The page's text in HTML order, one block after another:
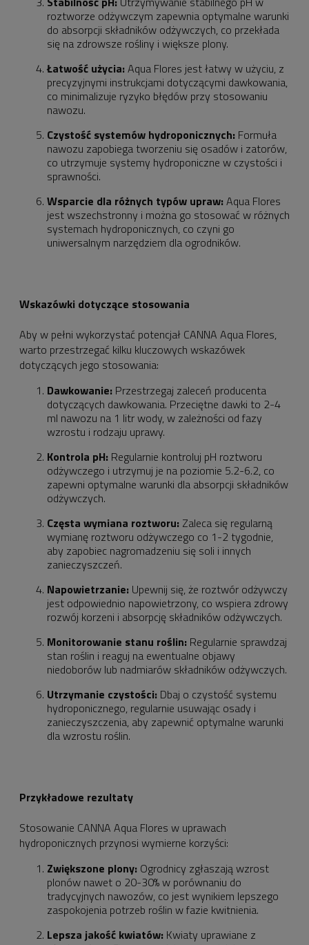
roztworze odżywczym zapewnia optymalne warunki
do absorpcji składników odżywczych, co przekłada
się na zdrowsze rośliny i większe plony.
Łatwość użycia: Aqua Flores jest łatwy w użyciu, z
precyzyjnymi instrukcjami dotyczącymi dawkowania,
co minimalizuje ryzyko błędów przy stosowaniu
nawozu.
Czystość systemów hydroponicznych: Formuła
nawozu zapobiega tworzeniu się osadów i zatorów,
co utrzymuje systemy hydroponiczne w czystości i
sprawności.
Wsparcie dla różnych typów upraw: Aqua Flores
jest wszechstronny i można go stosować w różnych
systemach hydroponicznych, co czyni go
uniwersalnym narzędziem dla ogrodników.
Wskazówki dotyczące stosowania
Aby w pełni wykorzystać potencjał CANNA Aqua Flores,
warto przestrzegać kilku kluczowych wskazówek
dotyczących jego stosowania:
Dawkowanie: Przestrzegaj zaleceń producenta
dotyczących dawkowania. Przeciętne dawki to 2-4
ml nawozu na 1 litr wody, w zależności od fazy
wzrostu i rodzaju uprawy.
Kontrola pH: Regularnie kontroluj pH roztworu
odżywczego i utrzymuj je na poziomie 5.2-6.2, co
zapewni optymalne warunki dla absorpcji składników
odżywczych.
Częsta wymiana roztworu: Zaleca się regularną
wymianę roztworu odżywczego co 1-2 tygodnie,
aby zapobiec nagromadzeniu się soli i innych
zanieczyszczeń.
Napowietrzanie: Upewnij się, że roztwór odżywczy
jest odpowiednio napowietrzony, co wspiera zdrowy
rozwój korzeni i absorpcję składników odżywczych.
Monitorowanie stanu roślin: Regularnie sprawdzaj
stan roślin i reaguj na ewentualne objawy
niedoborów lub nadmiarów składników odżywczych.
Utrzymanie czystości: Dbaj o czystość systemu
hydroponicznego, regularnie usuwając osady i
zanieczyszczenia, aby zapewnić optymalne warunki
dla wzrostu roślin.
Przykładowe rezultaty
Stosowanie CANNA Aqua Flores w uprawach
hydroponicznych przynosi wymierne korzyści:
Zwiększone plony: Ogrodnicy zgłaszają wzrost
plonów nawet o 20-30% w porównaniu do
tradycyjnych nawozów, co jest wynikiem lepszego
zaspokojenia potrzeb roślin w fazie kwitnienia.
Lepsza jakość kwiatów: Kwiaty uprawiane z